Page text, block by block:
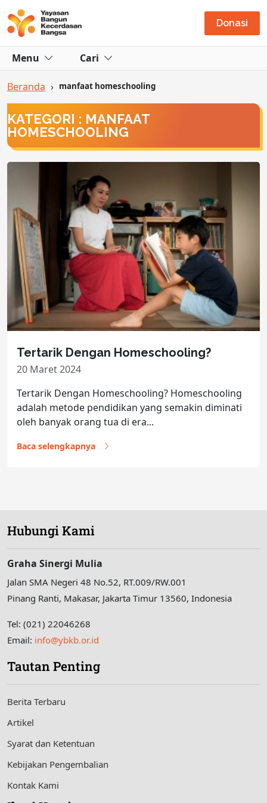
Donasi
Menu Cari
Beranda › manfaat homeschooling
KATEGORI : MANFAAT
HOMESCHOOLING
Tertarik Dengan Homeschooling?
20 Maret 2024
Tertarik Dengan Homeschooling? Homeschooling
adalah metode pendidikan yang semakin diminati
oleh banyak orang tua di era...
Baca selengkapnya
Hubungi Kami
Graha Sinergi Mulia
Jalan SMA Negeri 48 No.52, RT.009/RW.001
Pinang Ranti, Makasar, Jakarta Timur 13560, Indonesia
Tel: (021) 22046268
Email: info@ybkb.or.id
Tautan Penting
Berita Terbaru
Artikel
Syarat dan Ketentuan
Kebijakan Pengembalian
Kontak Kami